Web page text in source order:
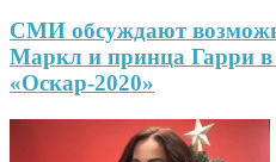
СМИ обсуждают
Маркл и принца Гарри в
«Оскар-2020»